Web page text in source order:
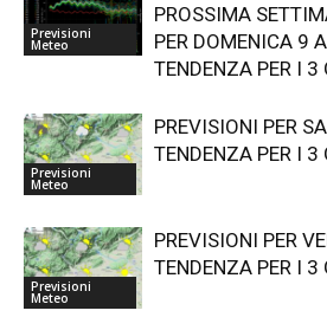
Previsioni
Meteo
PROSSIMA
PER DOMENICA 9
TENDENZA PER I 3
Previsioni
Meteo
PREVISIONI PER
TENDENZA PER I 3
Previsioni
Meteo
PREVISIONI PER
TENDENZA PER I 3